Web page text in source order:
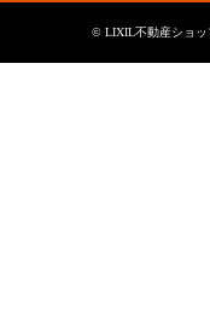
© LIXIL不動産ショ